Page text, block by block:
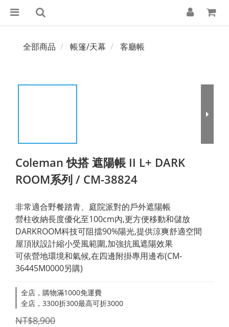
全部商品 帳篷/天幕 客廳帳
Coleman 快搭 遮陽帳 II L+ DARK
ROOM系列 / CM-38824
非常適合野餐踏青、庭院派對的戶外遮陽帳
營柱收納長度優化至100cm內,更方便移動和儲放
DARKROOM科技可阻擋90%陽光,提供涼爽舒適空間
屋頂狀設計縮小受風範圍,加強抗風遮陽效果
可依營地環境和氣候,在四邊附掛專用邊布(CM-
36445M0000另購)
全店，購物滿1000免運費
全店，3300折300最高可折3000
NT$8,900